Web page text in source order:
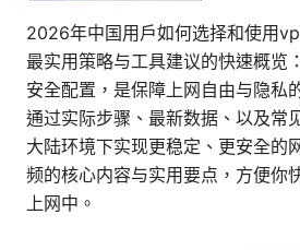
2026年中国用户如何选择和使用
最实用策略与工具建议的快速概览
安全配置，是保障上网自由与隐私
通过实际步骤、最新数据、以及常
大陆环境下实现更稳定、更安全的
频的核心内容与实用要点，方便你
上网中。